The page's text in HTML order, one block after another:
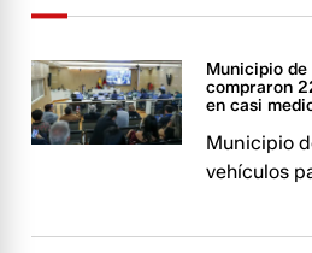
Municipio
compraron
en casi
Municipio
vehículos